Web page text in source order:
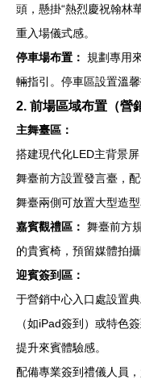
頭，懸掛“熱烈慶祝翰林
重入場儀式感。
停車場布置： 規劃專用
輛指引。停車區設置溫馨
2. 前場區域布置（營
主舞臺區：
搭建現代化LED主背景
舞臺前方設置發言臺，
舞臺兩側可放置大型造
嘉賓觀禮區： 舞臺前方
的貴賓椅，預留媒體拍攝
迎賓簽到區：
于營銷中心入口處設置
（如iPad簽到）或特色
提升來賓體驗感。
配備專業簽到禮儀人員